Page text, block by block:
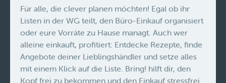
Für alle, die clever planen möchten! Egal ob ihr
Listen in der WG teilt, den Büro-Einkauf organisiert
oder eure Vorräte zu Hause managt. Auch wer
alleine einkauft, profitiert: Entdecke Rezepte, finde
Angebote deiner Lieblingshändler und setze alles
mit einem Klick auf die Liste. Bring! hilft dir, den
Kopf frei zu bekommen und den Einkauf stressfrei